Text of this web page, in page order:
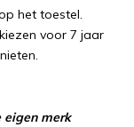
het toestel.
voor 7 jaar
eigen merk